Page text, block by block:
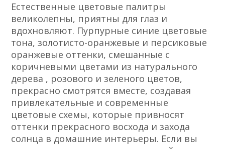
Естественные цветовые палитры
великолепны, приятны для глаз и
вдохновляют. Пурпурные синие цветовые
тона, золотисто-оранжевые и персиковые
оранжевые оттенки, смешанные с
коричневыми цветами из натурального
дерева , розового и зеленого цветов,
прекрасно смотрятся вместе, создавая
привлекательные и современные
цветовые схемы, которые привносят
оттенки прекрасного восхода и захода
солнца в домашние интерьеры. Если вы